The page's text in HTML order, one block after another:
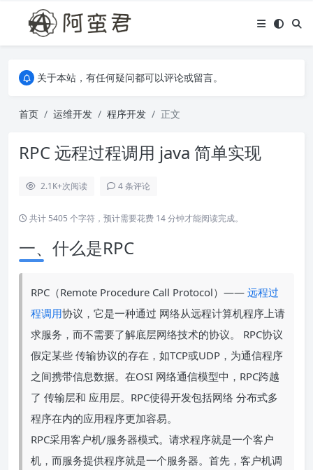
关于本站，有任何疑问都可以评论或留言。
关于本站，有任何疑问都可以评论或留言。
首页
运维开发 程序开发 正文
RPC 远程过程调用 java 简单实现
2.1K+次阅读 4 条评论
共计 5405 个字符，预计需要花费 14 分钟才能阅读完成。
一、什么是RPC
RPC（Remote Procedure Call Protocol）—— 远程过
程调用协议，它是一种通过 网络从远程计算机程序上请
求服务，而不需要了解底层网络技术的协议。 RPC协议
假定某些 传输协议的存在，如TCP或UDP，为通信程序
之间携带信息数据。在OSI 网络通信模型中，RPC跨越
了 传输层和 应用层。RPC使得开发包括网络 分布式多
程序在内的应用程序更加容易。
RPC采用客户机/服务器模式。请求程序就是一个客户
机，而服务提供程序就是一个服务器。首先，客户机调